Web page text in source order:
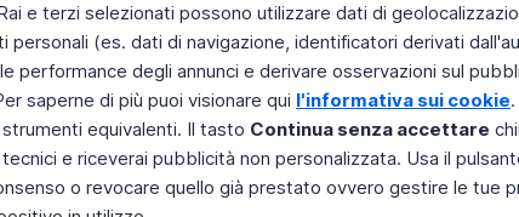
e terzi selezionati possono utilizzare dati di
(es. dati di navigazione, identificatori derivati
performance degli annunci e derivare osservazioni sul
saperne di più puoi visionare qui l'informativa sui cookie.
equivalenti. Il tasto Continua senza accettare
e riceverai pubblicità non personalizzata. Usa il
o revocare quello già prestato ovvero gestire le tue
Copyright © 2011 Rai - Tutti i diritti riservati
Engineered by RAI - Reti e Piattaforme